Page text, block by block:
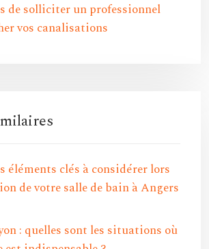
de solliciter un professionnel
vos canalisations
éléments clés à considérer lors
de votre salle de bain à Angers
: quelles sont les situations où